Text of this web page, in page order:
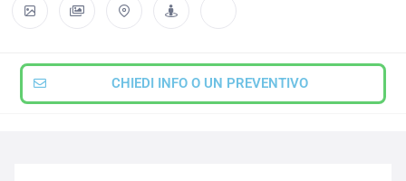
CHIEDI INFO O UN PREVENTIVO